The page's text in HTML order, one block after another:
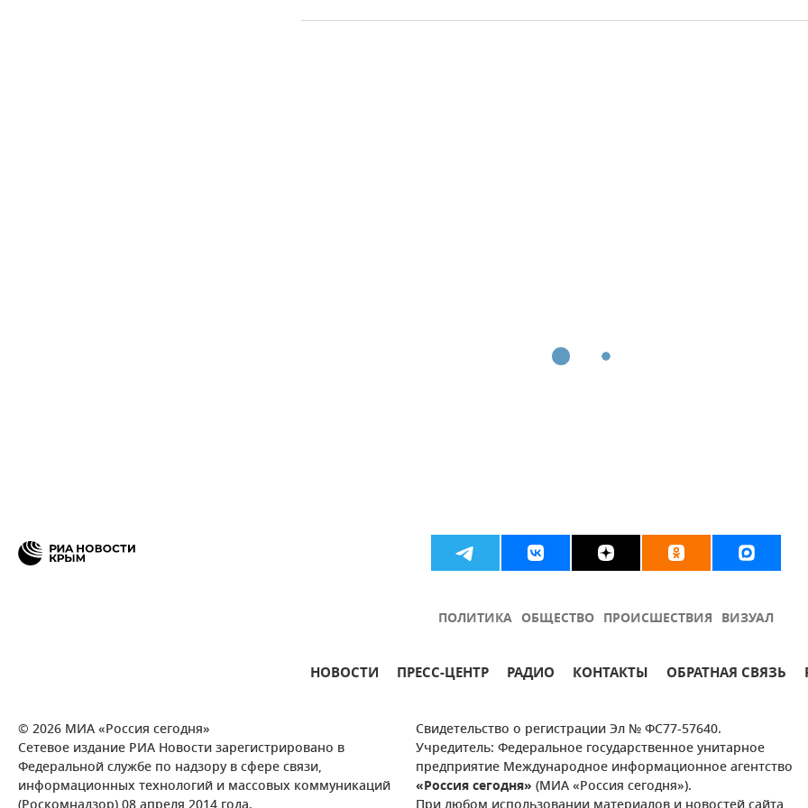
ПОЛИТИКА ОБЩЕСТВО ПРОИСШЕСТВИЯ ВИЗУАЛ
НОВОСТИ ПРЕСС-ЦЕНТР РАДИО КОНТАКТЫ ОБРАТНАЯ СВЯЗЬ
© 2026 МИА «Россия сегодня»
Сетевое издание РИА Новости зарегистрировано в
Федеральной службе по надзору в сфере связи,
информационных технологий и массовых коммуникаций
Свидетельство о регистрации Эл № ФС77-57640.
Учредитель: Федеральное государственное унитарное
предприятие Международное информационное агентство
«Россия сегодня» (МИА «Россия сегодня»).